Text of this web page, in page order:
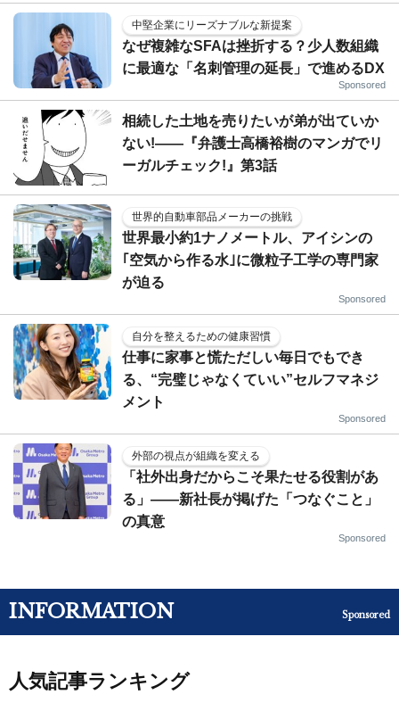
中堅企業にリーズナブルな新提案
なぜ複雑なSFAは挫折する？少人数組織
に最適な「名刺管理の延長」で進めるDX
Sponsored
相続した土地を売りたいが弟が出ていか
ない!――『弁護士高橋裕樹のマンガでリ
ーガルチェック!』第3話
世界的自動車部品メーカーの挑戦
世界最小約1ナノメートル、アイシンの
｢空気から作る水｣に微粒子工学の専門家
が迫る
Sponsored
自分を整えるための健康習慣
仕事に家事と慌ただしい毎日でもでき
る、“完璧じゃなくていい”セルフマネジ
メント
Sponsored
外部の視点が組織を変える
「社外出身だからこそ果たせる役割があ
る」――新社長が掲げた「つなぐこと」
の真意
Sponsored
INFORMATION Sponsored
人気記事ランキング